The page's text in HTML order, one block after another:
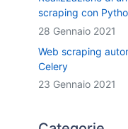
scraping con
28 Gennaio 2021
Web scraping
Celery
23 Gennaio 2021